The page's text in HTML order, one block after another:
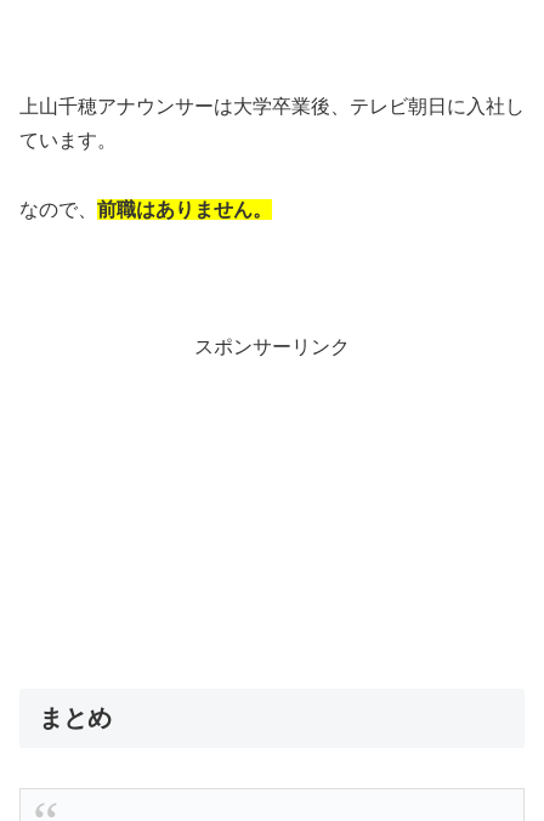
上山千穂アナウンサーは大学卒業後、テレビ朝日に入社し
ています。
なので、 前職はありません。
スポンサーリンク
まとめ